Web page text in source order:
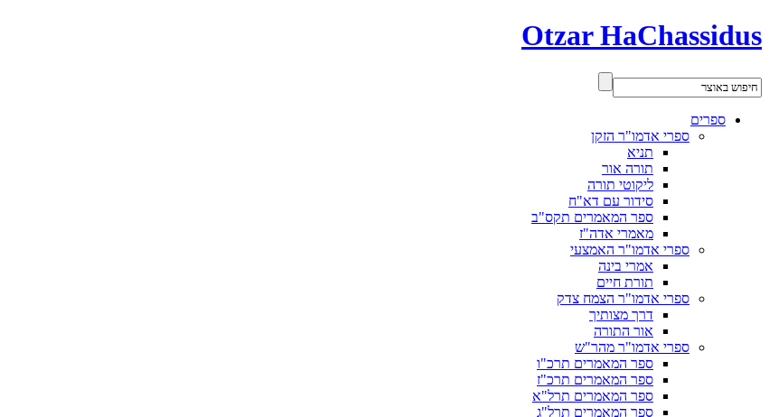
Otzar HaChassidus
ספרים
ספרי אדמו"ר הזקן
תניא
תורה אור
ליקוטי תורה
סידור עם דא"ח
ספר המאמרים תקס"ב
מאמרי אדה"ז
ספרי אדמו"ר האמצעי
אמרי בינה
תורת חיים
ספרי אדמו"ר הצמח צדק
דרך מצותיך
אור התורה
ספרי אדמו"ר מהר"ש
ספר המאמרים תרכ"ו
ספר המאמרים תרכ"ז
ספר המאמרים תרל"א
ספר המאמרים תרל"ג